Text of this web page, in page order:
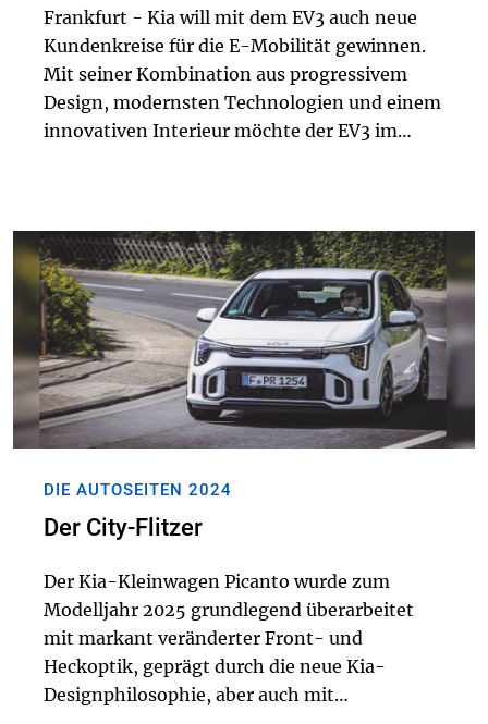
Frankfurt - Kia will mit dem EV3 auch neue
Kundenkreise für die E-Mobilität gewinnen.
Mit seiner Kombination aus progressivem
Design, modernsten Technologien und einem
innovativen Interieur möchte der EV3 im
DIE AUTOSEITEN 2024
Der City-Flitzer
Der Kia-Kleinwagen Picanto wurde zum
Modelljahr 2025 grundlegend überarbeitet
mit markant veränderter Front- und
Heckoptik, geprägt durch die neue Kia-
Designphilosophie, aber auch mit